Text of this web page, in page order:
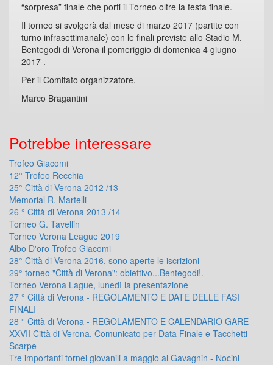
“sorpresa” finale che porti il Torneo oltre la festa finale.
Il torneo si svolgerà dal mese di marzo 2017 (partite con
turno infrasettimanale) con le finali previste allo Stadio M.
Bentegodi di Verona il pomeriggio di domenica 4 giugno
2017 .
Per il Comitato organizzatore.
Marco Bragantini
Potrebbe interessare
Trofeo Giacomi
12° Trofeo Recchia
25° Città di Verona 2012 /13
Memorial R. Martelli
26 ° Città di Verona 2013 /14
Torneo G. Tavellin
Torneo Verona League 2019
Albo D'oro Trofeo Giacomi
28° Città di Verona 2016, sono aperte le iscrizioni
29° torneo "Città di Verona": obiettivo...Bentegodi!.
Torneo Verona Lague, lunedì la presentazione
27 ° Città di Verona - REGOLAMENTO E DATE DELLE FASI
FINALI
28 ° Città di Verona - REGOLAMENTO E CALENDARIO GARE
XXVII Città di Verona, Comunicato per Data Finale e Tacchetti
Scarpe
Tre importanti tornei giovanili a maggio al Gavagnin - Nocini